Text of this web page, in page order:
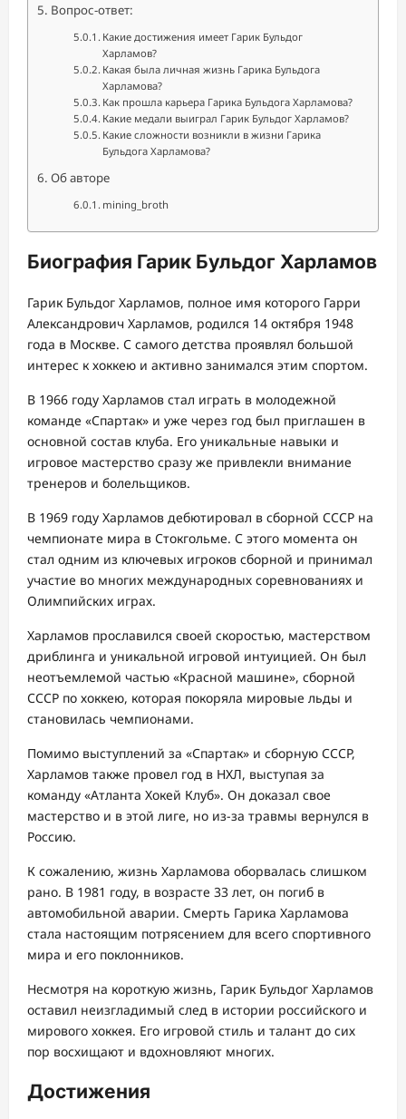
Вопрос-ответ:
Какие достижения имеет Гарик Бульдог
Харламов?
Какая была личная жизнь Гарика Бульдога
Харламова?
Как прошла карьера Гарика Бульдога Харламова?
Какие медали выиграл Гарик Бульдог Харламов?
Какие сложности возникли в жизни Гарика
Бульдога Харламова?
Об авторе
mining_broth
Биография Гарик Бульдог Харламов
Гарик Бульдог Харламов, полное имя которого Гарри
Александрович Харламов, родился 14 октября 1948
года в Москве. С самого детства проявлял большой
интерес к хоккею и активно занимался этим спортом.
В 1966 году Харламов стал играть в молодежной
команде «Спартак» и уже через год был приглашен в
основной состав клуба. Его уникальные навыки и
игровое мастерство сразу же привлекли внимание
тренеров и болельщиков.
В 1969 году Харламов дебютировал в сборной СССР на
чемпионате мира в Стокгольме. С этого момента он
стал одним из ключевых игроков сборной и принимал
участие во многих международных соревнованиях и
Олимпийских играх.
Харламов прославился своей скоростью, мастерством
дриблинга и уникальной игровой интуицией. Он был
неотъемлемой частью «Красной машине», сборной
СССР по хоккею, которая покоряла мировые льды и
становилась чемпионами.
Помимо выступлений за «Спартак» и сборную СССР,
Харламов также провел год в НХЛ, выступая за
команду «Атланта Хокей Клуб». Он доказал свое
мастерство и в этой лиге, но из-за травмы вернулся в
Россию.
К сожалению, жизнь Харламова оборвалась слишком
рано. В 1981 году, в возрасте 33 лет, он погиб в
автомобильной аварии. Смерть Гарика Харламова
стала настоящим потрясением для всего спортивного
мира и его поклонников.
Несмотря на короткую жизнь, Гарик Бульдог Харламов
оставил неизгладимый след в истории российского и
мирового хоккея. Его игровой стиль и талант до сих
пор восхищают и вдохновляют многих.
Достижения